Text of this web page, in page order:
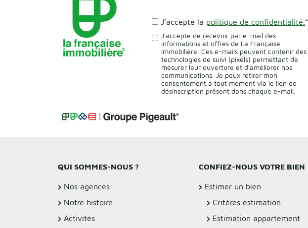
J’accepte la politique de confidentialité. *
J'accepte de recevoir par e-mail des
informations et offres de La Française
Immobilière. Ces e-mails peuvent contenir des
technologies de suivi (pixels) permettant de
mesurer leur ouverture et d'améliorer nos
communications. Je peux retirer mon
consentement à tout moment via le lien de
désinscription présent dans chaque e-mail.
QUI SOMMES-NOUS ?
Nos agences
Notre histoire
Activités
CONFIEZ-NOUS VOTRE BIEN
Estimer un bien
Critères estimation
Estimation appartement